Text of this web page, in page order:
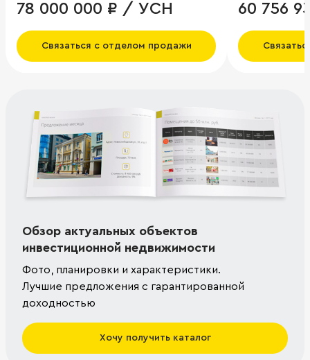
78 000 000 ₽ / УСН
Связаться с отделом продажи
60 756
Обзор актуальных объектов
инвестиционной недвижимости
Фото, планировки и характеристики.
Лучшие предложения с гарантированной
доходностью
Хочу получить каталог